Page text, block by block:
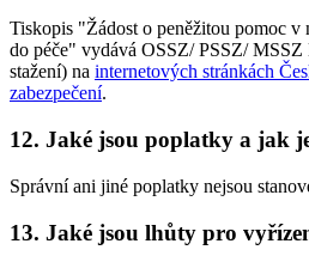
Tiskopis "Žádost o peněžitou pomoc v
do péče" vydává OSSZ/ PSSZ/
stažení) na internetových stránkách
zabezpečení.
12. Jaké jsou poplatky a jak
Správní ani jiné poplatky nejsou
13. Jaké jsou lhůty pro